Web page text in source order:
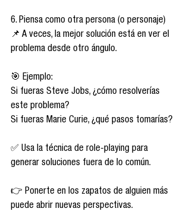
6. Piensa como otra persona (o personaje)
📌 A veces, la mejor solución está en ver el
problema desde otro ángulo.
🎯 Ejemplo:
Si fueras Steve Jobs, ¿cómo resolverías
este problema?
Si fueras Marie Curie, ¿qué pasos tomarías?
✅ Usa la técnica de role-playing para
generar soluciones fuera de lo común.
👉 Ponerte en los zapatos de alguien más
puede abrir nuevas perspectivas.